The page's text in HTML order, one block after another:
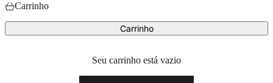
Carrinho
Carrinho
Seu carrinho está vazio